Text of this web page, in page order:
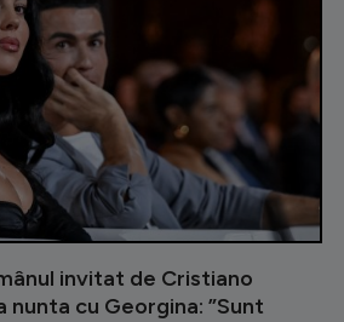
invitat de Cristiano
nunta cu Georgina: ”Sunt